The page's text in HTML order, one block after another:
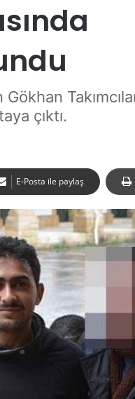
çıktı.
E-Posta ile paylaş